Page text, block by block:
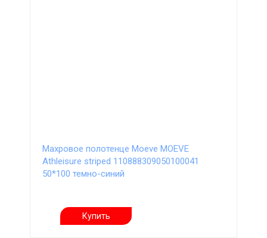
Махровое полотенце Moeve MOEVE
Athleisure striped 110888309050100041
50*100 темно-синий
Купить